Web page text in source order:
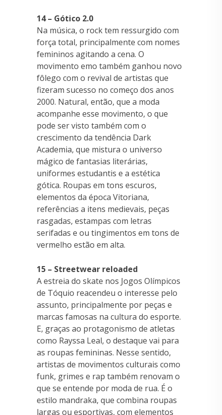
14 – Gótico 2.0
Na música, o rock tem ressurgido com
força total, principalmente com nomes
femininos agitando a cena. O
movimento emo também ganhou novo
fôlego com o revival de artistas que
fizeram sucesso no começo dos anos
2000. Natural, então, que a moda
acompanhe esse movimento, o que
pode ser visto também com o
crescimento da tendência Dark
Academia, que mistura o universo
mágico de fantasias literárias,
uniformes estudantis e a estética
gótica. Roupas em tons escuros,
elementos da época Vitoriana,
referências a itens medievais, peças
rasgadas, estampas com letras
serifadas e ou tingimentos em tons de
vermelho estão em alta.
15 – Streetwear reloaded
A estreia do skate nos Jogos Olímpicos
de Tóquio reacendeu o interesse pelo
assunto, principalmente por peças e
marcas famosas na cultura do esporte.
E, graças ao protagonismo de atletas
como Rayssa Leal, o destaque vai para
as roupas femininas. Nesse sentido,
artistas de movimentos culturais como
funk, grimes e rap também renovam o
que se entende por moda de rua. É o
estilo mandraka, que combina roupas
largas ou esportivas, com elementos